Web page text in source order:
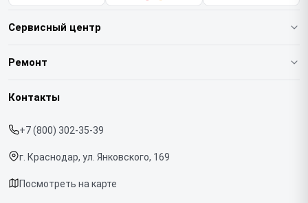
Сервисный центр
О нашем сервисе
Срочный ремонт
Доставка и способы оплаты
Диагностика
Ремонт
Кофемашин
Контакты
+7 (800) 302-35-39
г. Краснодар, ул. Янковского, 169
Посмотреть на карте